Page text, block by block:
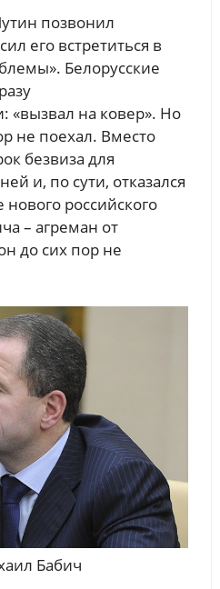
позвонил
его встретиться в
Белорусские
«вызвал на ковер». Но
не поехал. Вместо
безвиза для
и, по сути, отказался
российского
– агреман от
до сих пор не
Бабич